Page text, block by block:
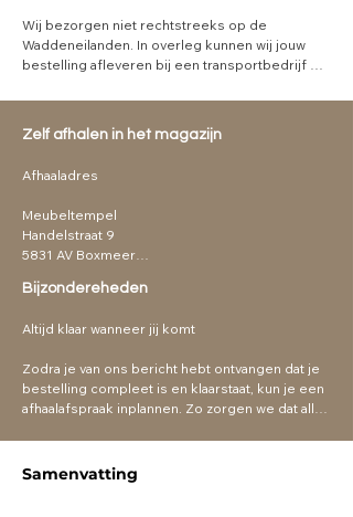
begane grond
* Geen montage inbegrepen
* Verpakkingsmateriaal blijft achter
Wij bezorgen niet rechtstreeks op de
Waddeneilanden. In overleg kunnen wij jouw
bestelling afleveren bij een transportbedrijf op
met ons op zodat we samen een passende
oplossing kunnen vinden.
Zelf afhalen in het magazijn
Afhaaladres
Meubeltempel
Handelstraat 9
5831 AV Boxmeer
Op afspraak.
Bijzondereheden
Altijd klaar wanneer jij komt
Zodra je van ons bericht hebt ontvangen dat je
bestelling compleet is en klaarstaat, kun je een
afhaalafspraak inplannen. Zo zorgen we dat alles
Samenvatting